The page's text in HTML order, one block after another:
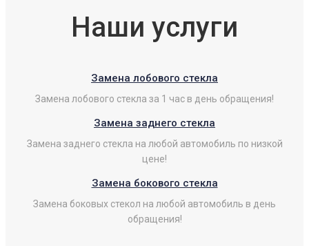
Наши услуги
Замена лобового стекла
Замена лобового стекла за 1 час в день обращения!
Замена заднего стекла
Замена заднего стекла на любой автомобиль по низкой
цене!
Замена бокового стекла
Замена боковых стекол на любой автомобиль в день
обращения!